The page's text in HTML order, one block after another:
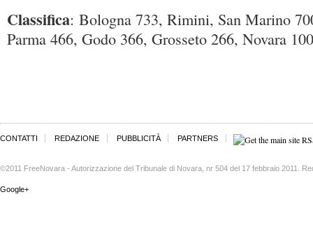
Classifica: Bologna 733, Rimini, San Marino
Parma 466, Godo 366, Grosseto 266, Novara 100
CONTATTI REDAZIONE PUBBLICITÀ PARTNERS
©2011 FreeNovara - Autorizzazione del Tribunale di Novara, nr 504 del 17 febbraio 2011.
Google+